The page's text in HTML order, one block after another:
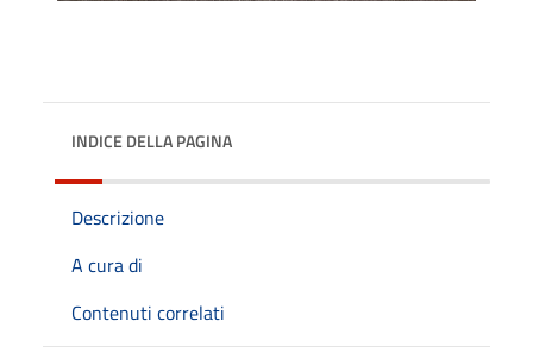
INDICE DELLA PAGINA
Descrizione
A cura di
Contenuti correlati